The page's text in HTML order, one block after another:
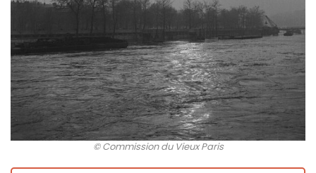
© Commission du Vieux Paris